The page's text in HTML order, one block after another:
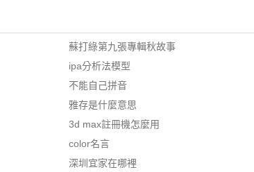
蘇打綠第九張專輯秋故事
ipa分析法模型
不能自己拼音
雅存是什麼意思
3d max註冊機怎麼用
color名言
深圳宜家在哪裡